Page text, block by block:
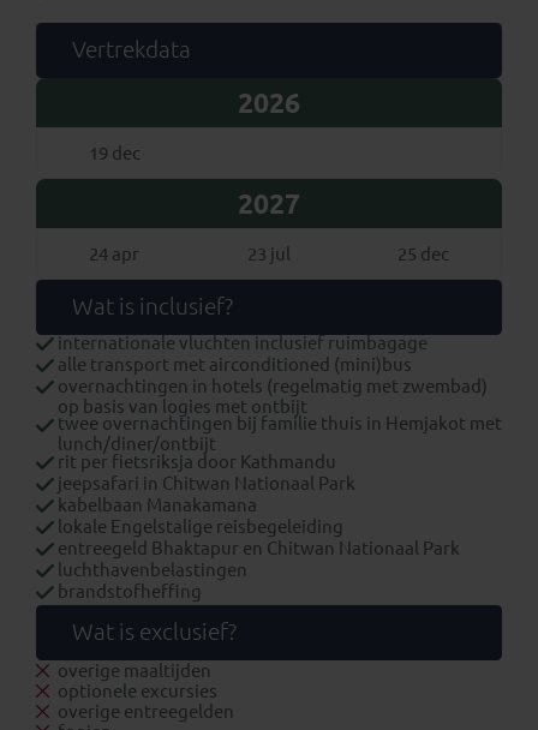
Vertrekdata
2026
19 dec
2027
24 apr 23 jul 25 dec
Wat is inclusief?
internationale vluchten inclusief ruimbagage
alle transport met airconditioned (mini)bus
overnachtingen in hotels (regelmatig met zwembad)
op basis van logies met ontbijt
twee overnachtingen bij familie thuis in Hemjakot met
lunch/diner/ontbijt
rit per fietsriksja door Kathmandu
jeepsafari in Chitwan Nationaal Park
kabelbaan Manakamana
lokale Engelstalige reisbegeleiding
entreegeld Bhaktapur en Chitwan Nationaal Park
luchthavenbelastingen
brandstofheffing
Wat is exclusief?
overige maaltijden
optionele excursies
overige entreegelden